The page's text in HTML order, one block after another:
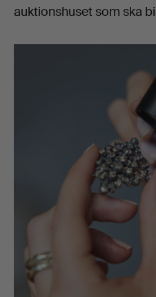
auktionshuset som ska